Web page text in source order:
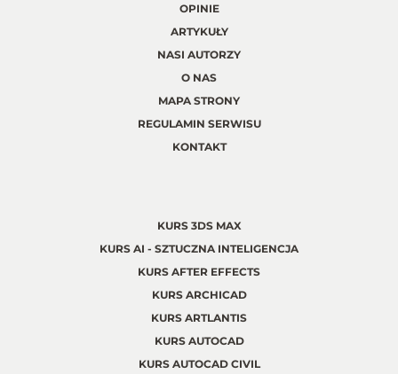
OPINIE
ARTYKUŁY
NASI AUTORZY
O NAS
MAPA STRONY
REGULAMIN SERWISU
KONTAKT
KURS 3DS MAX
KURS AI - SZTUCZNA INTELIGENCJA
KURS AFTER EFFECTS
KURS ARCHICAD
KURS ARTLANTIS
KURS AUTOCAD
KURS AUTOCAD CIVIL